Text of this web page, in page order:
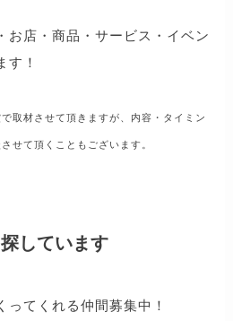
お店・商品・サービス・イベン
す！
取材させて頂きますが、内容・タイミン
せて頂くこともございます。
しています
ってくれる仲間募集中！